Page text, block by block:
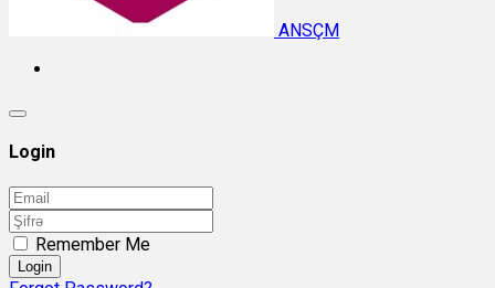
ANSÇM
Login
Remember Me
Login